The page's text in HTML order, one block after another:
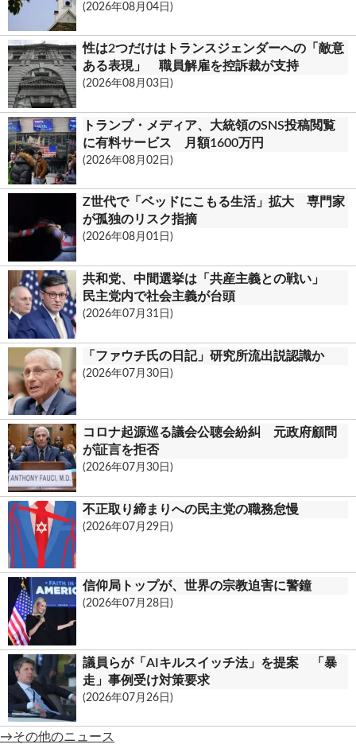
.
m
(2026年08月04日)
性は2つだけはトランスジェンダーへの「敵意
ある表現」 職員解雇を控訴裁が支持
(2026年08月03日)
トランプ・メディア、大統領のSNS投稿閲覧
に有料サービス 月額1600万円
(2026年08月02日)
Z世代で「ベッドにこもる生活」拡大 専門家
が孤独のリスク指摘
(2026年08月01日)
共和党、中間選挙は「共産主義との戦い」
民主党内で社会主義が台頭
(2026年07月31日)
「ファウチ氏の日記」研究所流出説認識か
(2026年07月30日)
コロナ起源巡る議会公聴会紛糾 元政府顧問
が証言を拒否
(2026年07月30日)
不正取り締まりへの民主党の職務怠慢
(2026年07月29日)
信仰局トップが、世界の宗教迫害に警鐘
(2026年07月28日)
議員らが「AIキルスイッチ法」を提案 「暴
走」事例受け対策要求
(2026年07月26日)
→その他のニュース